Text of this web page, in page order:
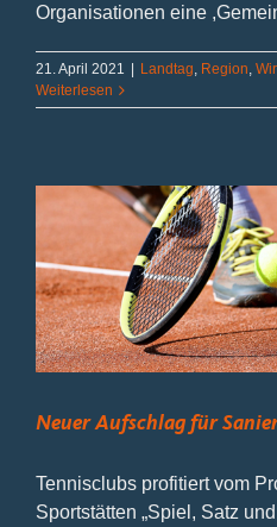
Organisationen eine
21. April 2021 Landtag, Region,
Weiterlesen
Neuer Aufschlag für
Tennisclubs profitiert vom
Sportstätten „Spiel, Satz